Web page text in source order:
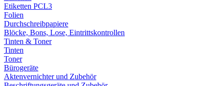
Etiketten PCL3
Folien
Durchschreibpapiere
Blöcke, Bons, Lose, Eintrittskontrollen
Tinten & Toner
Tinten
Toner
Bürogeräte
Aktenvernichter und Zubehör